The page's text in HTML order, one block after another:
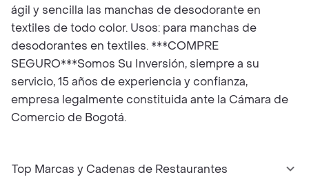
ágil y sencilla las manchas de desodorante en
textiles de todo color. Usos: para manchas de
desodorantes en textiles. ***COMPRE
SEGURO***Somos Su Inversión, siempre a su
servicio, 15 años de experiencia y confianza,
empresa legalmente constituida ante la Cámara de
Comercio de Bogotá.
Top Marcas y Cadenas de Restaurantes